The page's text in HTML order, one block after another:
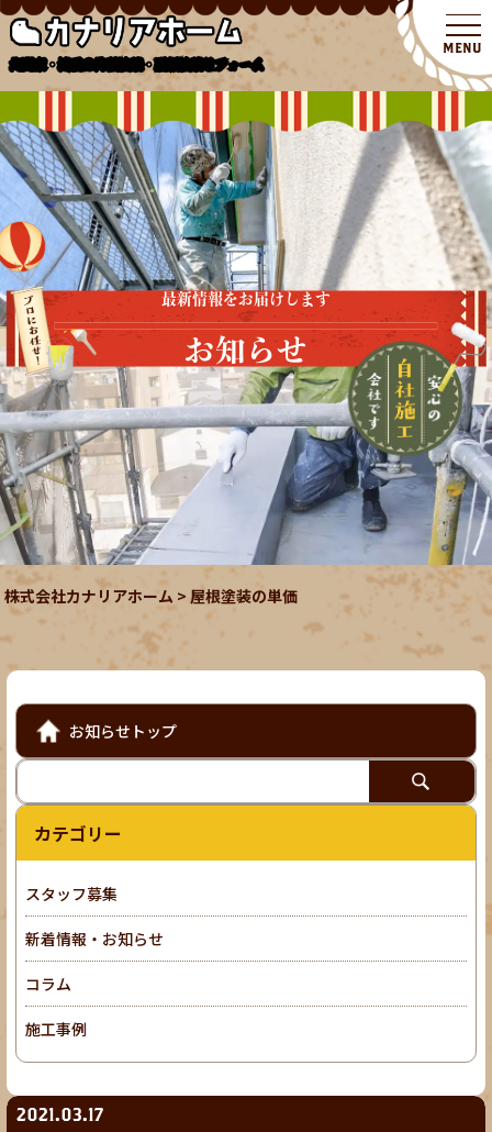
北関東・埼玉の外壁塗装・屋根塗装リフォーム
最新情報をお届けします
お知らせ
株式会社カナリアホーム >屋根塗装の単価
2021.03.17
お知らせトップ
カテゴリー
スタッフ募集
新着情報・お知らせ
コラム
施工事例